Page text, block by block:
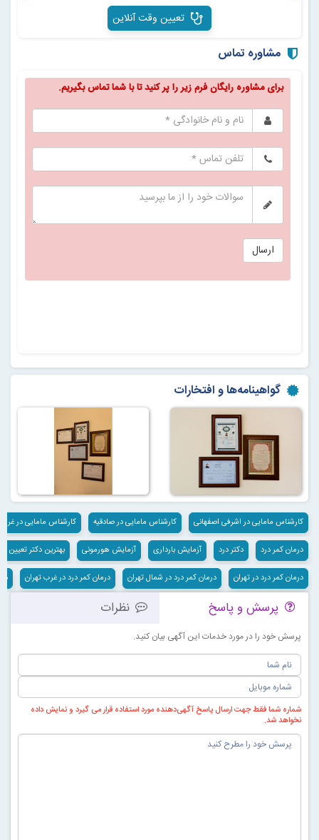
تعیین وقت آنلاین
مشاوره تماس
گواهینامه‌ها و افتخارات
کارشناس مامایی در اشرفی اصفهانی کارشناس مامایی در صادقیه کارشناس مامایی در غرب
درمان کمر درد دکتر درد آزمایش بارداری آزمایش هورمونی بهترین دکتر
درمان کمر درد در تهران درمان کمر درد در شمال تهران درمان کمر درد در غرب تهران
پرسش و پاسخ نظرات
پرسش خود را در مورد خدمات این آگهی بیان کنید.
شماره شما فقط جهت ارسال پاسخ آگهی‌دهنده مورد استفاده قرار می گیرد و نمایش داده
نخواهد شد.